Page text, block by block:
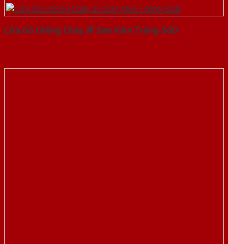
Cửa Gỗ Chống Cháy 2P Sơn Xám Trắng-SGD